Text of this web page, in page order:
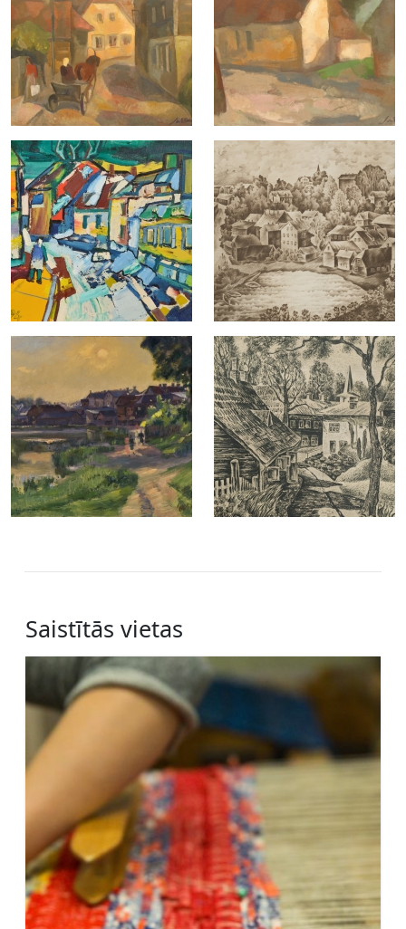
Saistītās vietas